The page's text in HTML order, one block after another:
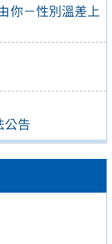
你－性別溫差上
公告